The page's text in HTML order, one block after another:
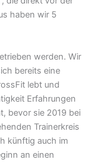
haben wir 5
werden. Wir
bereits eine
lebt und
Erfahrungen
bevor sie 2019 bei
Trainerkreis
künftig auch im
an einen